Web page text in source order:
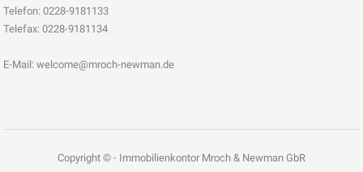
Telefon: 0228-9181133
Telefax: 0228-9181134
E-Mail: welcome@mroch-newman.de
Copyright © - Immobilienkontor Mroch & Newman GbR